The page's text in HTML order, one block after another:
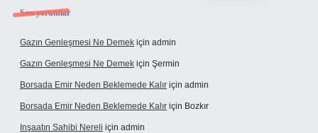
Son yorumlar
Gazın Genleşmesi Ne Demek için admin
Gazın Genleşmesi Ne Demek için Şermin
Borsada Emir Neden Beklemede Kalır için admin
Borsada Emir Neden Beklemede Kalır için Bozkır
Inşaatın Sahibi Nereli için admin